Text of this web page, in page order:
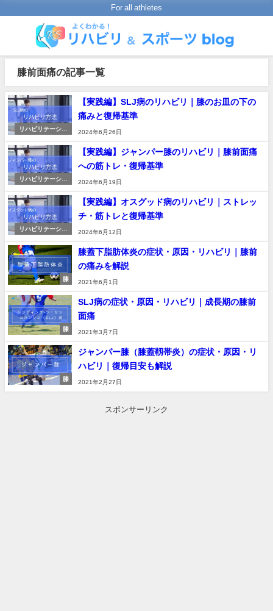
For all athletes
膝前面痛の記事一覧
リハビリテーショ
【実践編】SLJ病のリハビリ｜膝のお皿の下の
痛みと復帰基準
2024年6月26日
リハビリテーショ
【実践編】ジャンパー膝のリハビリ｜膝前面痛
への筋トレ・復帰基準
2024年6月19日
リハビリテーショ
【実践編】オスグッド病のリハビリ｜ストレッ
チ・筋トレと復帰基準
2024年6月12日
膝
膝蓋下脂肪体炎の症状・原因・リハビリ｜膝前
の痛みを解説
2021年6月1日
膝
SLJ病の症状・原因・リハビリ｜成長期の膝前
面痛
2021年3月7日
膝
ジャンパー膝（膝蓋靱帯炎）の症状・原因・リ
ハビリ｜復帰目安も解説
2021年2月27日
スポンサーリンク